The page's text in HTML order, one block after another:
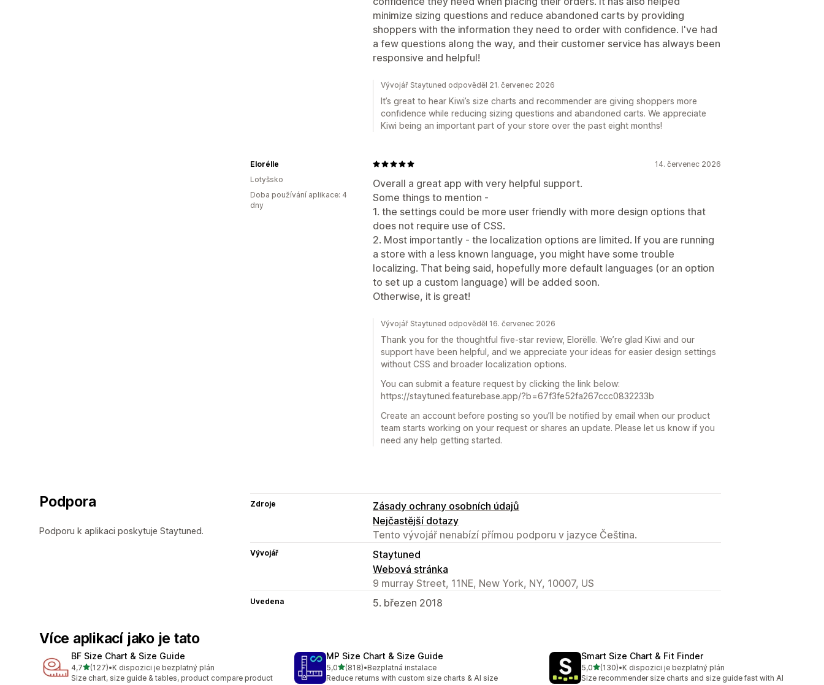
minimize sizing questions and reduce abandoned carts by providing
shoppers with the information they need to order with confidence. I've had
a few questions along the way, and their customer service has always been
responsive and helpful!
Vývojář Staytuned odpověděl 21. červenec 2026
It’s great to hear Kiwi’s size charts and recommender are giving shoppers more
confidence while reducing sizing questions and abandoned carts. We appreciate
Kiwi being an important part of your store over the past eight months!
14. červenec 2026
Overall a great app with very helpful support.
Some things to mention -
1. the settings could be more user friendly with more design options that
does not require use of CSS.
2. Most importantly - the localization options are limited. If you are running
a store with a less known language, you might have some trouble
localizing. That being said, hopefully more default languages (or an option
to set up a custom language) will be added soon.
Otherwise, it is great!
Elorélle
Lotyšsko
Doba používání aplikace: 4
dny
Vývojář Staytuned odpověděl 16. červenec 2026
Thank you for the thoughtful five-star review, Elorëlle. We’re glad Kiwi and our
support have been helpful, and we appreciate your ideas for easier design settings
without CSS and broader localization options.
You can submit a feature request by clicking the link below:
https://staytuned.featurebase.app/?b=67f3fe52fa267ccc0832233b
Create an account before posting so you’ll be notified by email when our product
team starts working on your request or shares an update. Please let us know if you
need any help getting started.
Podpora
Podporu k aplikaci poskytuje Staytuned.
Zdroje
Zásady ochrany osobních údajů
Nejčastější dotazy
Tento vývojář nenabízí přímou podporu v jazyce Čeština.
Vývojář
Staytuned
Webová stránka
9 murray Street, 11NE, New York, NY, 10007, US
Uvedena 5. březen 2018
Více aplikací jako je tato
BF Size Chart & Size Guide
4,7z 5 hvězd
(127)
Celkový počet recenzí: 127
•K dispozici je bezplatný plán
Size chart, size guide & tables, product compare product
MP Size Chart & Size Guide
5,0z 5 hvězd
(818)
Celkový počet recenzí: 818
•Bezplatná instalace
Reduce returns with custom size charts & AI size
Smart Size Chart & Fit Finder
5,0z 5 hvězd
(130)
Celkový počet recenzí: 130
•K dispozici je bezplatný plán
Size recommender size charts and size guide fast with AI